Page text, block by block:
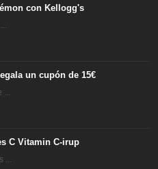
con Kellogg's
un cupón de 15€
...
C Vitamin C-irup
...